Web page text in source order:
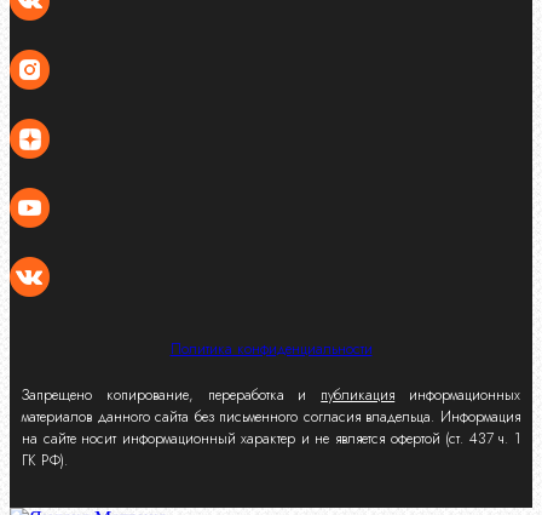
Политика конфиденциальности
Запрещено копирование, переработка и публикация информационных
материалов данного сайта без письменного согласия владельца. Информация
на сайте носит информационный характер и не является офертой (ст. 437 ч. 1
ГК РФ).